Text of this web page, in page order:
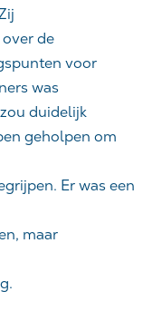
de
voor
was
duidelijk
geholpen om
Er was een
maar